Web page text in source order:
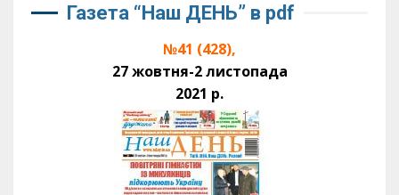
Газета “Наш ДЕНЬ” в pdf
№41 (428),
27 жовтня-2 листопада
2021 р.